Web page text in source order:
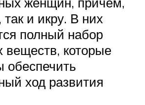
так и икру. В них
полный набор
веществ, которые
обеспечить
ход развития